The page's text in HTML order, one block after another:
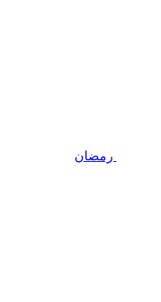
رمضان